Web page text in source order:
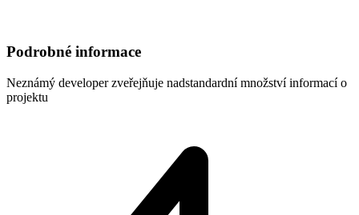
Podrobné informace
Neznámý developerzveřejňuje nadstandardní množství informací o
projektu